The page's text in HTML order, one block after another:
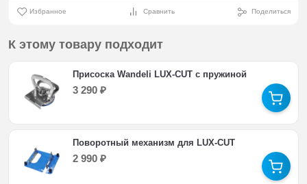
Избранное Сравнить Поделиться
К этому товару подходит
Присоска Wandeli LUX-CUT с пружиной
3 290 ₽
Поворотный механизм для LUX-CUT
2 990 ₽